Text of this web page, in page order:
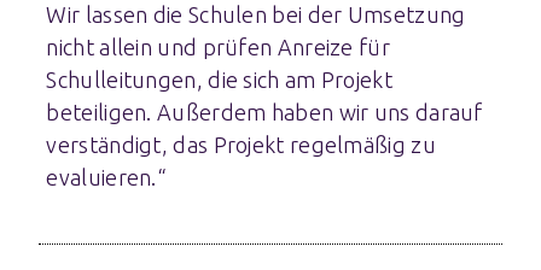
Wir lassen die Schulen bei der Umsetzung
nicht allein und prüfen Anreize für
Schulleitungen, die sich am Projekt
beteiligen. Außerdem haben wir uns darauf
verständigt, das Projekt regelmäßig zu
evaluieren.“